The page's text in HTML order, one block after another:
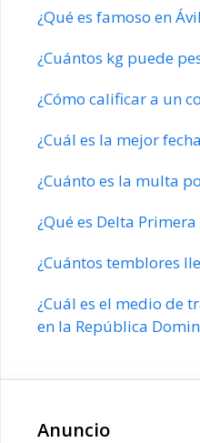
¿Qué es famoso en
¿Cuántos kg puede
¿Cómo calificar a un
¿Cuál es la mejor
¿Cuánto es la multa
¿Qué es Delta Primera
¿Cuántos temblores
¿Cuál es el medio de
en la República
Anuncio